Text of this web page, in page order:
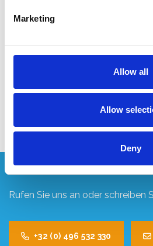
Marketing
Allow all
Allow
Deny
Arbeitsplattform
Wünschen Sie ein
Rufen Sie uns an oder schreiben
+32 (0) 496 532 330